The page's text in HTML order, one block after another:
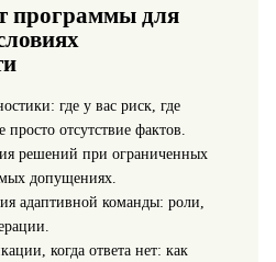
программы для
где у вас риск, где
просто отсутствие фактов.
решений при ограниченных
допущениях.
адаптивной команды: роли,
когда ответа нет: как